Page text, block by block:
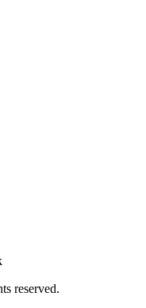
reserved.